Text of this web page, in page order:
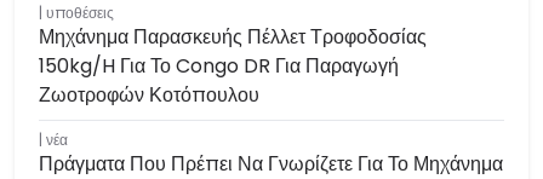
υποθέσεις
Μηχάνημα Παρασκευής Πέλλετ Τροφοδοσίας
150kg/h Για Το Congo DR Για Παραγωγή
Ζωοτροφών Κοτόπουλου
νέα
Πράγματα Που Πρέπει Να Γνωρίζετε Για Το Μηχάνημα